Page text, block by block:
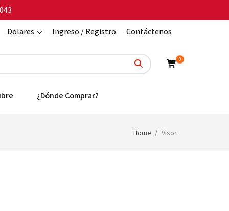
Dolares
Ingreso / Registro Contáctenos
0
¿Dónde Comprar?
Home Visor